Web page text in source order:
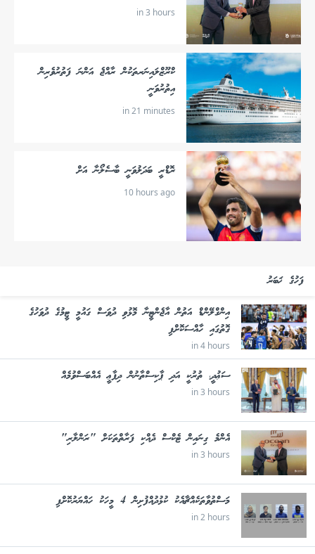
in 3 hours
ކްރޫޒްލައިނަރތަކުން ރާއްޖެ އަންނަ ފަތުރުވެރިން
އިތުރުވަނީ
in 21 minutes
ރޮޑްރީ ބަދަލުވަނީ ބާސެލޯނާ އަށް
10 hours ago
ފަހުގެ ޚަބަރު
އިންގްލޭންޑް އަތުން އާޖެންޓީނާ މޮޅުވި ދުވަސް ގައުމީ ޓީމުގެ ދުވަހުގެ
ގޮތުގައި ހާއްސަކޮށްފި
in 4 hours
ސަޢުދީ، ތުރުކީ އަދި ޕާކިސްތާނުން ދިފާޢީ އެއްބަސްވުމެއް
in 3 hours
އެންމެ ގިނައިން ޓެކްސް ދެއްކި ފަރާތްތަކަށް "ރަންލާރި"
in 3 hours
މަސްތުވާތަކެއްޗާއެކު ކުޅުދުއްފުށިން 4 މީހަކު ހައްޔަރުކޮށްފި
in 2 hours